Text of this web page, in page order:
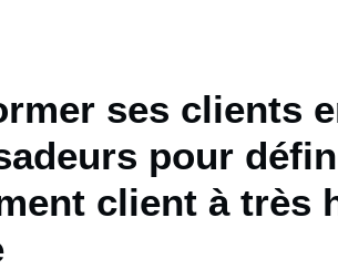
ses clients
pour
client à très